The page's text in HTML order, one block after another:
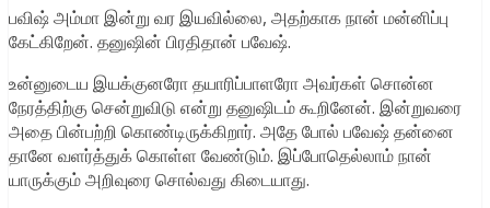
பவிஷ் அம்மா இன்று வர இயவில்லை, அதற்காக நான் மன்னிப்பு
கேட்கிறேன். தனுஷின் பிரதிதான் பவேஷ்.
உன்னுடைய இயக்குனரோ தயாரிப்பாளரோ அவர்கள் சொன்ன
நேரத்திற்கு சென்றுவிடு என்று தனுஷிடம் கூறினேன். இன்றுவரை
அதை பின்பற்றி கொண்டிருக்கிறார். அதே போல் பவேஷ் தன்னை
தானே வளர்த்துக் கொள்ள வேண்டும். இப்போதெல்லாம் நான்
யாருக்கும் அறிவுரை சொல்வது கிடையாது.